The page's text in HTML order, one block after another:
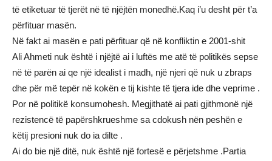
të etiketuar të tjerët në të njëjtën monedhë.Kaq i’u desht për t’a
përfituar masën.
Në fakt ai masën e pati përfituar që në konfliktin e 2001-shit
Ali Ahmeti nuk është i njëjtë ai i luftës me atë të politikës sepse
në të parën ai qe një idealist i madh, një njeri që nuk u zbraps
dhe për më tepër në kokën e tij kishte të tjera ide dhe veprime .
Por në politikë konsumohesh. Megjithatë ai pati gjithmonë një
rezistencë të papërshkrueshme sa cdokush nën peshën e
këtij presioni nuk do ia dilte .
Ai do bie një ditë, nuk është një fortesë e përjetshme .Partia